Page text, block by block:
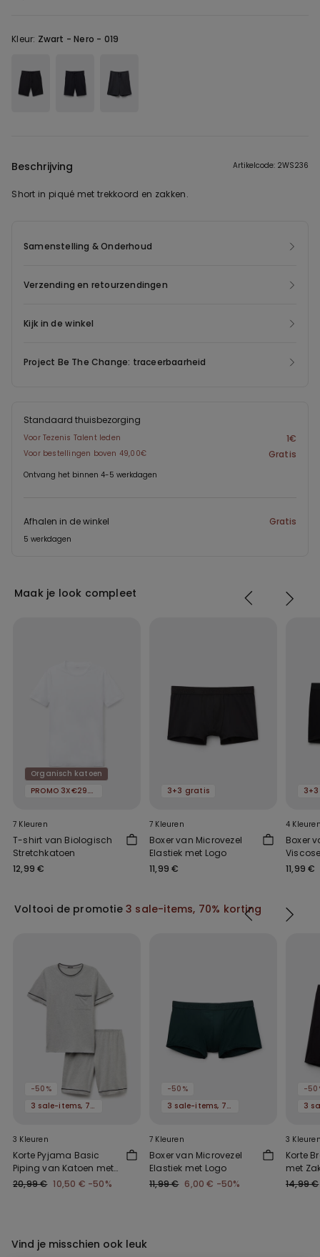
Kleur: Zwart -Nero - 019
Beschrijving Artikelcode: 2WS236
Short in piqué met trekkoord en zakken.
Samenstelling & Onderhoud
Verzending en retourzendingen
Kijk in de winkel
Project Be The Change: traceerbaarheid
Standaard thuisbezorging
Voor Tezenis Talent leden 1€
Voor bestellingen boven 49,00€ Gratis
Ontvang het binnen 4-5 werkdagen
Afhalen in de winkel Gratis
5 werkdagen
Maak je look compleet
Organisch katoen
PROMO 3X€29.99
7 Kleuren
T-shirt van Biologisch
Stretchkatoen
12,99 €
3+3 gratis
7 Kleuren
Boxer van Microvezel
Elastiek met Logo
11,99 €
4
Boxer
11,99 €
Voltooi de promotie 3 sale-items, 70% korting
-50%
3 sale-items, 70% korting
3 Kleuren
Korte Pyjama Basic
Piping van Katoen met
Zakje
20,99 € 10,50 € -50%
-50%
3 sale-items, 70% korting
7 Kleuren
Boxer van Microvezel
Elastiek met Logo
11,99 € 6,00 € -50%
-
3
Korte
met
14,99 €
Vind je misschien ook leuk